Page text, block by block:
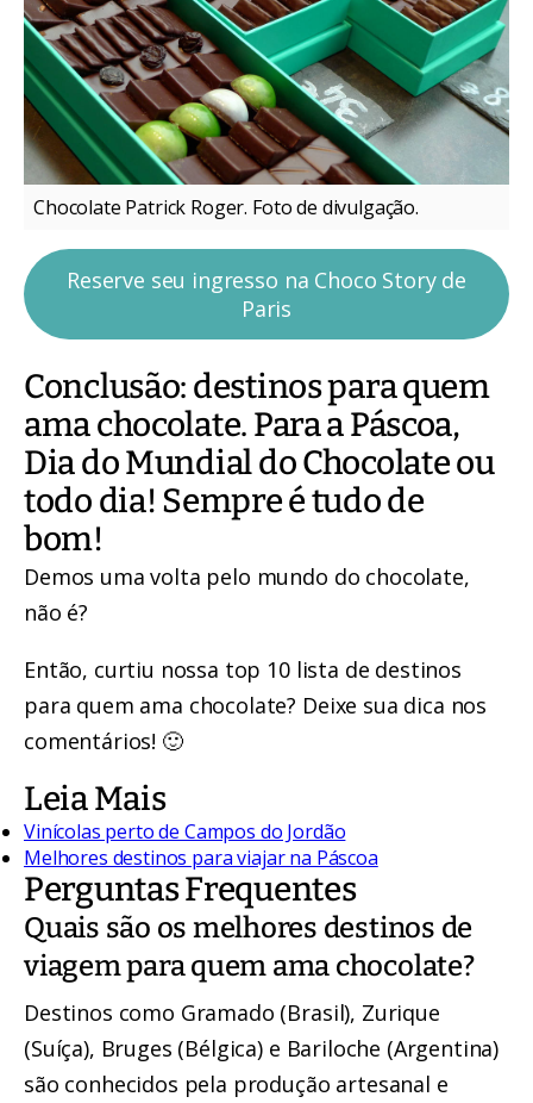
Chocolate Patrick Roger. Foto de divulgação.
Reserve seu ingresso na Choco Story de
Paris
Conclusão: destinos para quem
ama chocolate. Para a Páscoa,
Dia do Mundial do Chocolate ou
todo dia! Sempre é tudo de
bom!
Demos uma volta pelo mundo do chocolate,
não é?
Então, curtiu nossa top 10 lista de destinos
para quem ama chocolate? Deixe sua dica nos
comentários! 🙂
Leia Mais
Vinícolas perto de Campos do Jordão
Melhores destinos para viajar na Páscoa
Perguntas Frequentes
Quais são os melhores destinos de
viagem para quem ama chocolate?
Destinos como Gramado (Brasil), Zurique
(Suíça), Bruges (Bélgica) e Bariloche (Argentina)
são conhecidos pela produção artesanal e